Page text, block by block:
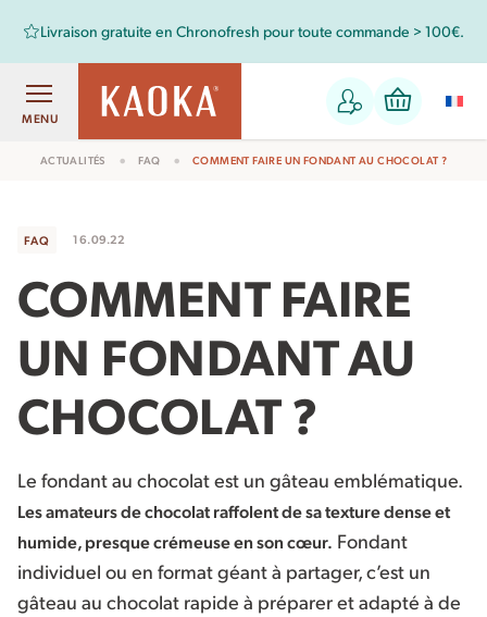
Retrouvez aussi les chocolats Kaoka dans votre magasin
MENU
ACTUALITÉS FAQ COMMENT FAIRE UN FONDANT AU CHOCOLAT ?
FAQ 16.09.22
COMMENT FAIRE
UN FONDANT AU
CHOCOLAT ?
Le fondant au chocolat est un gâteau emblématique.
Les amateurs de chocolat raffolent de sa texture dense et
humide, presque crémeuse en son cœur. Fondant
individuel ou en format géant à partager, c’est un
gâteau au chocolat rapide à préparer et adapté à de